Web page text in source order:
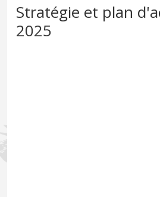
Stratégie et plan
2025